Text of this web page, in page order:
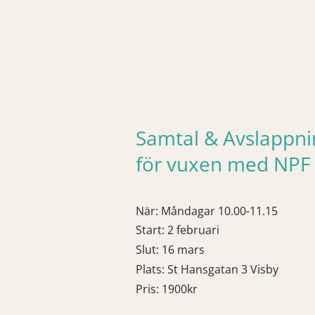
Samtal &
för vuxen med NPF
​När: Måndagar 10.00-11.15
Start: 2 februari
Slut: 16 mars
Plats: St Hansgatan 3 Visby
Pris: 1900kr